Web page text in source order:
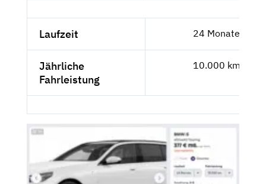
Laufzeit 24 Monate
Jährliche
Fahrleistung
10.000 km